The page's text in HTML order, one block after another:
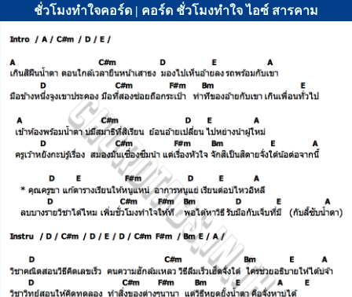
ชั่วโมงทำใจคอร์ด | คอร์ด ชั่วโมงทำใจ ไอซ์ สารคาม